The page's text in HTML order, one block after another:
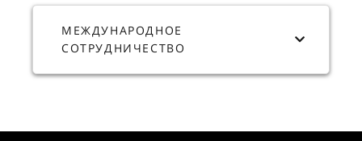
МЕЖДУНАРОДНОЕ
СОТРУДНИЧЕСТВО